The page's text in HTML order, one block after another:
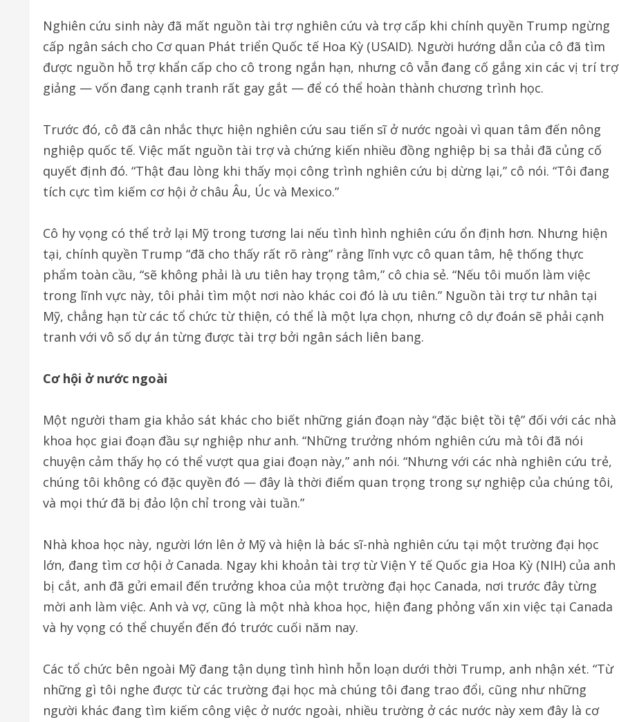
Nghiên cứu sinh này đã mất nguồn tài trợ nghiên cứu và trợ cấp khi chính quyền Trump ngừng
cấp ngân sách cho Cơ quan Phát triển Quốc tế Hoa Kỳ (USAID). Người hướng dẫn của cô đã tìm
được nguồn hỗ trợ khẩn cấp cho cô trong ngắn hạn, nhưng cô vẫn đang cố gắng xin các vị trí trợ
giảng — vốn đang cạnh tranh rất gay gắt — để có thể hoàn thành chương trình học.
Trước đó, cô đã cân nhắc thực hiện nghiên cứu sau tiến sĩ ở nước ngoài vì quan tâm đến nông
nghiệp quốc tế. Việc mất nguồn tài trợ và chứng kiến nhiều đồng nghiệp bị sa thải đã củng cố
quyết định đó. “Thật đau lòng khi thấy mọi công trình nghiên cứu bị dừng lại,” cô nói. “Tôi đang
tích cực tìm kiếm cơ hội ở châu Âu, Úc và Mexico.”
Cô hy vọng có thể trở lại Mỹ trong tương lai nếu tình hình nghiên cứu ổn định hơn. Nhưng hiện
tại, chính quyền Trump “đã cho thấy rất rõ ràng” rằng lĩnh vực cô quan tâm, hệ thống thực
phẩm toàn cầu, “sẽ không phải là ưu tiên hay trọng tâm,” cô chia sẻ. “Nếu tôi muốn làm việc
trong lĩnh vực này, tôi phải tìm một nơi nào khác coi đó là ưu tiên.” Nguồn tài trợ tư nhân tại
Mỹ, chẳng hạn từ các tổ chức từ thiện, có thể là một lựa chọn, nhưng cô dự đoán sẽ phải cạnh
tranh với vô số dự án từng được tài trợ bởi ngân sách liên bang.
Cơ hội ở nước ngoài
Một người tham gia khảo sát khác cho biết những gián đoạn này “đặc biệt tồi tệ” đối với các nhà
khoa học giai đoạn đầu sự nghiệp như anh. “Những trưởng nhóm nghiên cứu mà tôi đã nói
chuyện cảm thấy họ có thể vượt qua giai đoạn này,” anh nói. “Nhưng với các nhà nghiên cứu trẻ,
chúng tôi không có đặc quyền đó — đây là thời điểm quan trọng trong sự nghiệp của chúng tôi,
và mọi thứ đã bị đảo lộn chỉ trong vài tuần.”
Nhà khoa học này, người lớn lên ở Mỹ và hiện là bác sĩ-nhà nghiên cứu tại một trường đại học
lớn, đang tìm cơ hội ở Canada. Ngay khi khoản tài trợ từ Viện Y tế Quốc gia Hoa Kỳ (NIH) của anh
bị cắt, anh đã gửi email đến trưởng khoa của một trường đại học Canada, nơi trước đây từng
mời anh làm việc. Anh và vợ, cũng là một nhà khoa học, hiện đang phỏng vấn xin việc tại Canada
và hy vọng có thể chuyển đến đó trước cuối năm nay.
Các tổ chức bên ngoài Mỹ đang tận dụng tình hình hỗn loạn dưới thời Trump, anh nhận xét. “Từ
những gì tôi nghe được từ các trường đại học mà chúng tôi đang trao đổi, cũng như những
người khác đang tìm kiếm công việc ở nước ngoài, nhiều trường ở các nước này xem đây là cơ